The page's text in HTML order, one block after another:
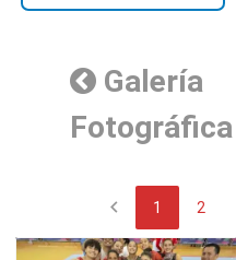
Galería
Fotográfica
chevron_left 1 2